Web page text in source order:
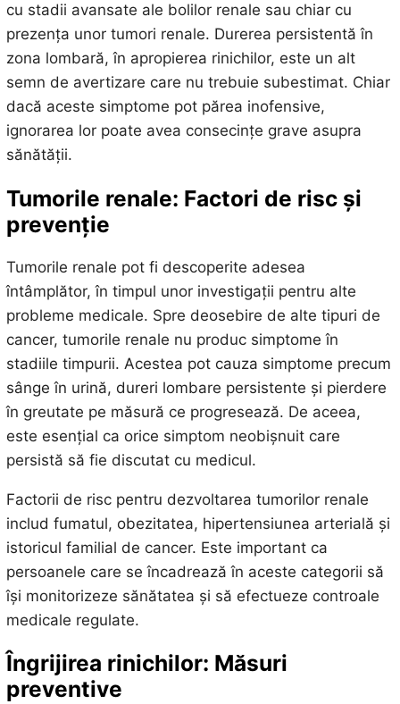
cu stadii avansate ale bolilor renale sau chiar cu
prezența unor tumori renale. Durerea persistentă în
zona lombară, în apropierea rinichilor, este un alt
semn de avertizare care nu trebuie subestimat. Chiar
dacă aceste simptome pot părea inofensive,
ignorarea lor poate avea consecințe grave asupra
sănătății.
Tumorile renale: Factori de risc și
prevenție
Tumorile renale pot fi descoperite adesea
întâmplător, în timpul unor investigații pentru alte
probleme medicale. Spre deosebire de alte tipuri de
cancer, tumorile renale nu produc simptome în
stadiile timpurii. Acestea pot cauza simptome precum
sânge în urină, dureri lombare persistente și pierdere
în greutate pe măsură ce progresează. De aceea,
este esențial ca orice simptom neobișnuit care
persistă să fie discutat cu medicul.
Factorii de risc pentru dezvoltarea tumorilor renale
includ fumatul, obezitatea, hipertensiunea arterială și
istoricul familial de cancer. Este important ca
persoanele care se încadrează în aceste categorii să
își monitorizeze sănătatea și să efectueze controale
medicale regulate.
Îngrijirea rinichilor: Măsuri
preventive